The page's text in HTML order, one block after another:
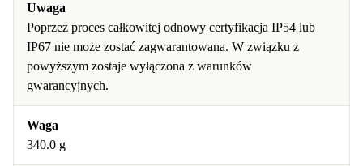
Uwaga
Poprzez proces całkowitej odnowy certyfikacja IP54 lub
IP67 nie może zostać zagwarantowana. W związku z
powyższym zostaje wyłączona z warunków
gwarancyjnych.
Waga
340.0 g